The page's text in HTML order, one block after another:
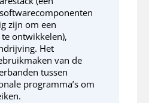
zijn om een
ontwikkelen),
Het
van de
tussen
programma’s om